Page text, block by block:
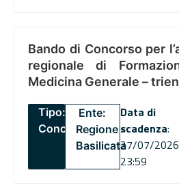
Bando di Concorso per
regionale di
Medicina Generale –
Tipo:
Concorsi
Ente:
Regione
Basilicata
Data di
scadenza:
27/07/2026
23:59